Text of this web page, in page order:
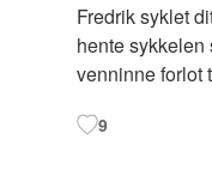
Fredrik syklet
hente sykkelen
venninne forlot
9